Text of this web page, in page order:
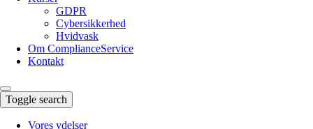
GDPR
Cybersikkerhed
Hvidvask
Om ComplianceService
Kontakt
Toggle search
Vores ydelser